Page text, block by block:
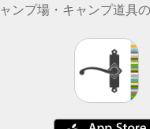
ンプ場・キャンプ道具